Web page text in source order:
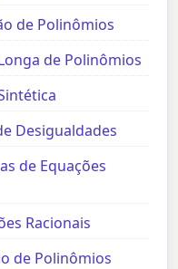
de Polinômios
de Polinômios
Desigualdades
de Equações
Racionais
de Polinômios